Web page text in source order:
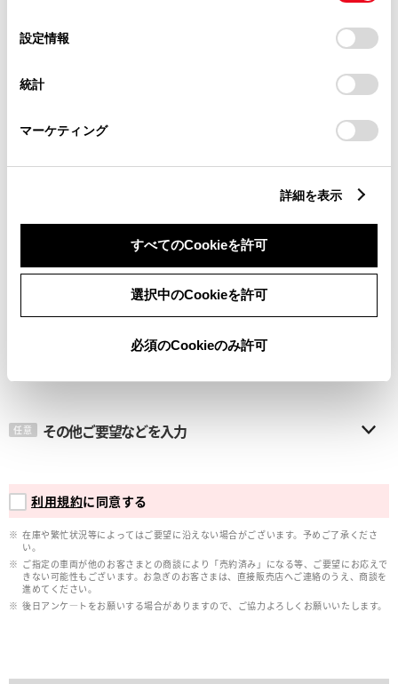
デバイスにすべてのCookie(クッキー)が保存されることに同
意したことになります。Cookie(クッキー)のオプトアウト、
設定の変更、同意を撤回したりするにあたっては、当社の
「Cookie（クッキー）情報の取り扱いについて
」をご覧くだ
設定情報
統計
マーケティング
詳細を表示
すべてのCookieを許可
選択中のCookieを許可
必須のCookieのみ許可
メールアドレス
任意 その他ご要望などを入力
利用規約に同意する
在庫や繁忙状況等によってはご要望に沿えない場合がございます。予めご了承くださ
い。
ご指定の車両が他のお客さまとの商談により「売約済み」になる等、ご要望にお応えで
きない可能性もございます。お急ぎのお客さまは、直接販売店へご連絡のうえ、商談を
進めてください。
後日アンケ―トをお願いする場合がありますので、ご協力よろしくお願いいたします。